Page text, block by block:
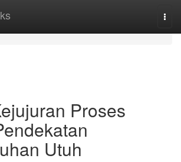
Proses
Utuh